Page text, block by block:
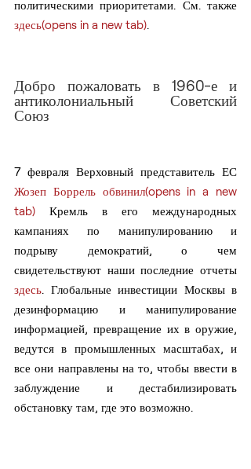
здесь(opens in a new tab).
Добро пожаловать в 1960-е и
антиколониальный Советский
Союз
Жозеп Боррель обвинил(opens in a new
tab) Кремль в его международных
кампаниях по манипулированию и
подрыву демократий, о чем
здесь. Глобальные инвестиции Москвы в
дезинформацию и манипулирование
информацией, превращение их в оружие,
ведутся в промышленных масштабах, и
все они направлены на то, чтобы ввести в
заблуждение и дестабилизировать
обстановку там, где это возможно.